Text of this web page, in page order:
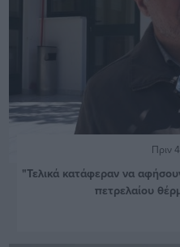
Πριν
"Τελικά κατάφεραν να
πετρελαίου